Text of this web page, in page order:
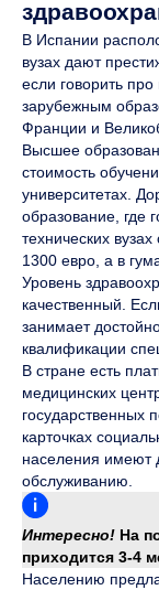
В Испании
вузах дают
если говорить
зарубежным
Франции и
Высшее
стоимость
университетах.
образование, где
технических
1300 евро, а в
Уровень
качественный.
занимает
квалификации
В стране есть
медицинских
государственных
карточках
населения имеют
обслуживанию.
Интересно! На
приходится 3-4
Населению